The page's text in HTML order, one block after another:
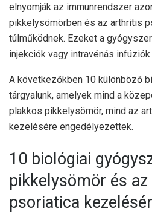
elnyomják az immunrendszer
pikkelysömörben és az arthritis
túlműködnek. Ezeket a
injekciók vagy intravénás infúziók
A következőkben 10 különböző
tárgyalunk, amelyek mind a
plakkos pikkelysömör, mind az
kezelésére engedélyezettek.
10 biológiai
pikkelysömör és
psoriatica